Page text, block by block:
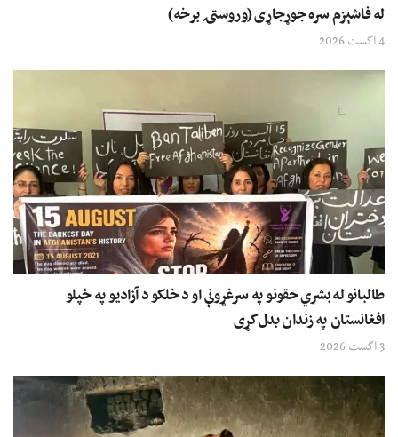
له فاشېزم سره جوړجاړی (وروستۍ برخه)
4 اگست 2026
طالبانو له بشري حقونو په سرغړونې او د خلکو د آزادیو په ځپلو
افغانستان په زندان بدل کړی
3 اگست 2026